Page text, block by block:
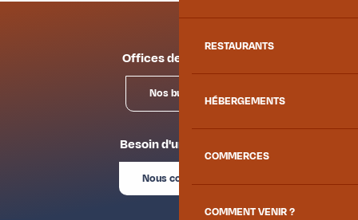
RESTAURANTS
HÉBERGEMENTS
COMMERCES
COMMENT VENIR ?
Offices de tourisme
Nos bureaux
Besoin d'un conseil ?
Nous contacter